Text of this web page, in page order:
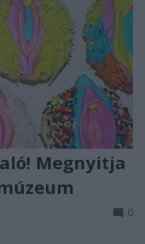
Megnyitja
0